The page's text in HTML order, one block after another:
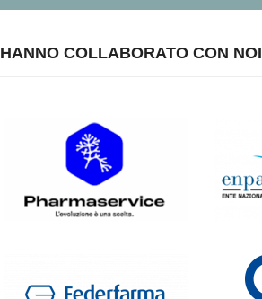
HANNO COLLABORATO CON NOI